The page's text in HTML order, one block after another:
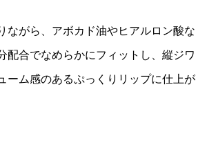
ながら、アボカド油やヒアルロン酸な
配合でなめらかにフィットし、縦ジワ
ーム感のあるぷっくりリップに仕上が